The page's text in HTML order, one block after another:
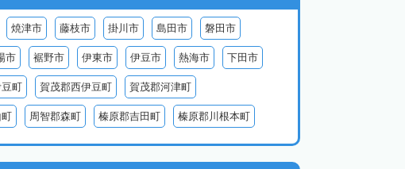
焼津市 藤枝市 掛川市 島田市 磐田市
市 裾野市 伊東市 伊豆市 熱海市 下田市
町 賀茂郡西伊豆町 賀茂郡河津町
周智郡森町 榛原郡吉田町 榛原郡川根本町